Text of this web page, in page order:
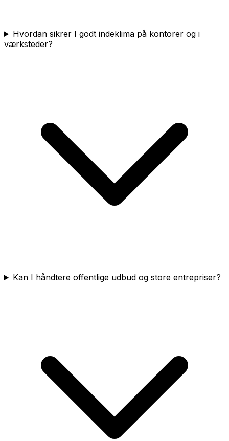
Hvordan sikrer I godt indeklima på kontorer og i
værksteder?
Kan I håndtere offentlige udbud og store entrepriser?